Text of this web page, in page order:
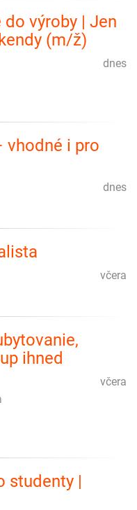
výroby | Jen
(m/ž)
dnes
vhodné i pro
dnes
včera
ihned
včera
studenty |